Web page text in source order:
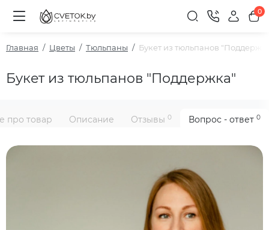
0
Главная Цветы Тюльпаны Букет из тюльпанов
Букет из тюльпанов "Поддержка"
про товар Описание Отзывы 0 Вопрос - ответ 0